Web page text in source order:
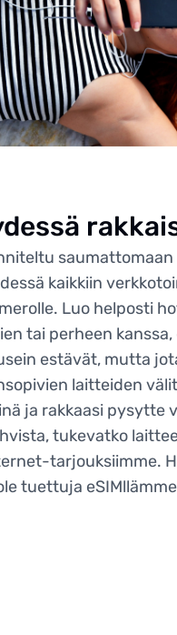
kaikkiin
Luo helposti
tai perheen
estävät, mutta
laitteiden
ja rakkaasi pysytte
tukevatko
tarjouksiimme.
tuettuja